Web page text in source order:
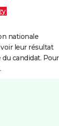
nationale
leur résultat
candidat. Pour